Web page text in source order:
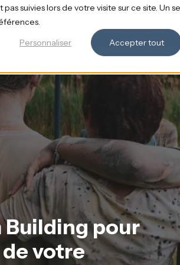
suivies lors de votre visite sur ce site. Un
Personnaliser
Accepter tout
Solutions
Building pour
votre